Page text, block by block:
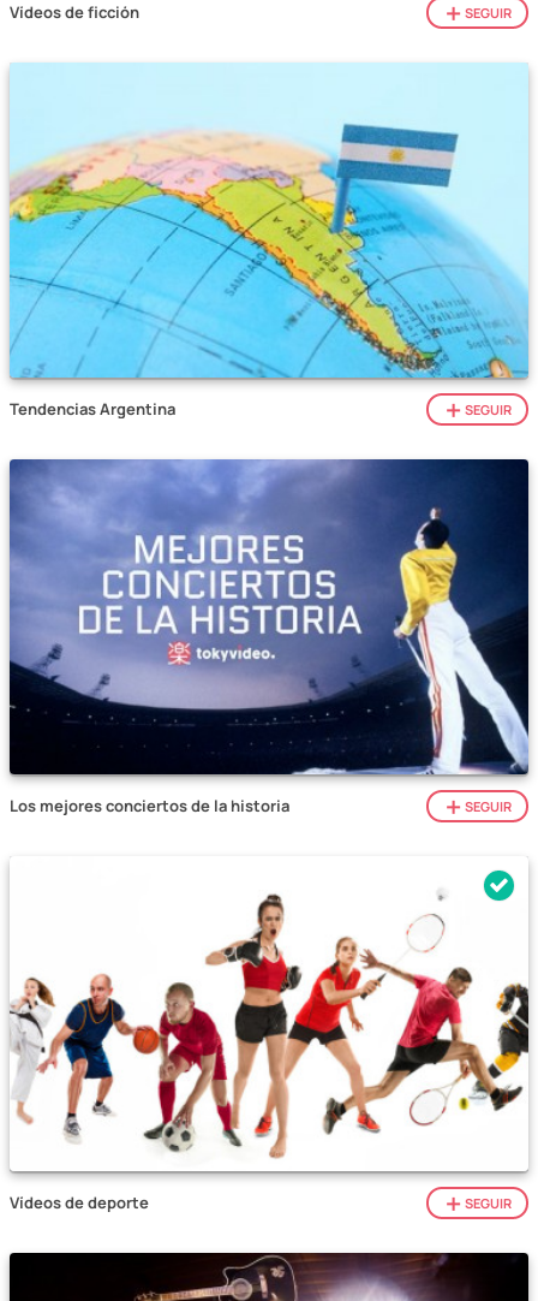
Vídeos de ficción SEGUIR
Tendencias Argentina SEGUIR
Los mejores conciertos de la historia SEGUIR
Vídeos de deporte SEGUIR